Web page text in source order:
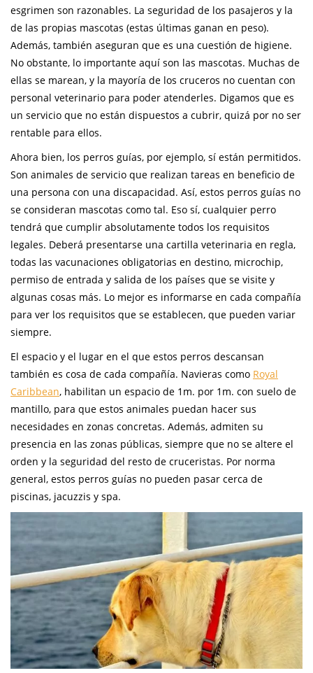
esgrimen son razonables. La seguridad de los pasajeros y la
de las propias mascotas (estas últimas ganan en peso).
Además, también aseguran que es una cuestión de higiene.
No obstante, lo importante aquí son las mascotas. Muchas de
ellas se marean, y la mayoría de los cruceros no cuentan con
personal veterinario para poder atenderles. Digamos que es
un servicio que no están dispuestos a cubrir, quizá por no ser
rentable para ellos.
Ahora bien, los perros guías, por ejemplo, sí están permitidos.
Son animales de servicio que realizan tareas en beneficio de
una persona con una discapacidad. Así, estos perros guías no
se consideran mascotas como tal. Eso sí, cualquier perro
tendrá que cumplir absolutamente todos los requisitos
legales. Deberá presentarse una cartilla veterinaria en regla,
todas las vacunaciones obligatorias en destino, microchip,
permiso de entrada y salida de los países que se visite y
algunas cosas más. Lo mejor es informarse en cada compañía
para ver los requisitos que se establecen, que pueden variar
siempre.
El espacio y el lugar en el que estos perros descansan
también es cosa de cada compañía. Navieras como Royal
Caribbean, habilitan un espacio de 1m. por 1m. con suelo de
mantillo, para que estos animales puedan hacer sus
necesidades en zonas concretas. Además, admiten su
presencia en las zonas públicas, siempre que no se altere el
orden y la seguridad del resto de cruceristas. Por norma
general, estos perros guías no pueden pasar cerca de
piscinas, jacuzzis y spa.